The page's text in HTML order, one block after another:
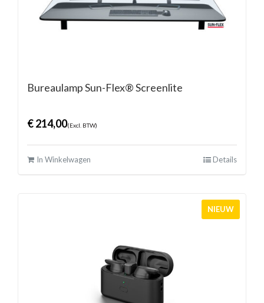
Bureaulamp Sun-Flex® Screenlite
€214,00(Excl. BTW)
In Winkelwagen Details
NIEUW